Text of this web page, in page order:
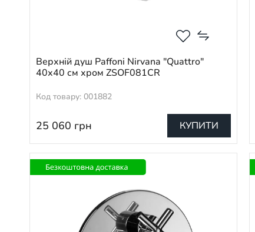
Верхній душ Paffoni Nirvana "Quattro"
40х40 см хром ZSOF081CR
Код товару: 001882
25 060 грн КУПИТИ